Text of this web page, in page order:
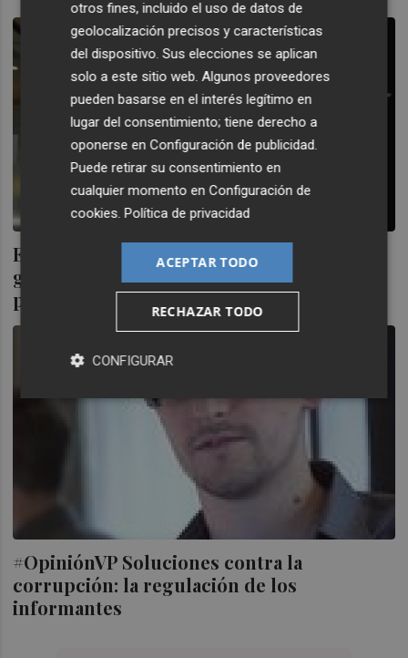
El valenciano Adrián Todolí, incluido en el
grupo de la OIT sobre trabajadores en
plataformas
#OpiniónVP Soluciones contra la
corrupción: la regulación de los
informantes
otros fines, incluido el uso de datos de
geolocalización precisos y características
del dispositivo. Sus elecciones se aplican
solo a este sitio web. Algunos proveedores
pueden basarse en el interés legítimo en
lugar del consentimiento; tiene derecho a
oponerse enConfiguración de publicidad.
Puede retirar su consentimiento en
cualquier momento enConfiguración de
cookies.Política de privacidad
ACEPTAR TODO
RECHAZAR TODO
CONFIGURAR